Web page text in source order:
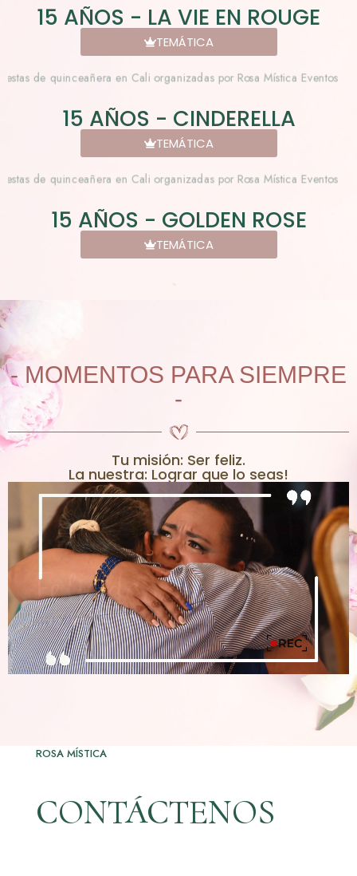
15 AÑOS - LA VIE EN ROUGE
TEMÁTICA
15 AÑOS - CINDERELLA
TEMÁTICA
15 AÑOS - GOLDEN ROSE
TEMÁTICA
- MOMENTOS PARA SIEMPRE
-
Tu misión: Ser feliz.
La nuestra: Lograr que lo seas!
ROSA MÍSTICA
CONTÁCTENOS